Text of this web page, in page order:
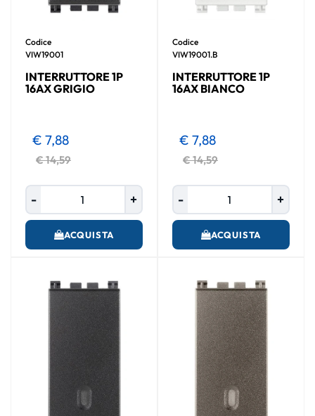
Codice
VIW19001
INTERRUTTORE 1P
16AX GRIGIO
€ 14,59
€ 7,88
ACQUISTA
Codice
VIW19001.B
INTERRUTTORE 1P
16AX BIANCO
€ 14,59
€ 7,88
Quantità
ACQUISTA